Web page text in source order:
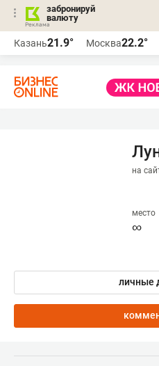
забронируй
валюту
Казань21.9° Москва22.2°
на
место
∞
личные